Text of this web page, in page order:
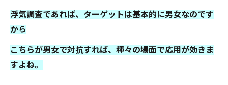
浮気調査であれば、ターゲットは基本的に男女なのです
から
こちらが男女で対抗すれば、種々の場面で応用が効きま
すよね。